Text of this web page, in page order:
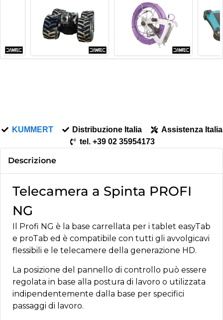
KUMMERT Distribuzione Italia
Assistenza Italia
tel. +39 02 35954173
Descrizione
Telecamera a Spinta PROFI
NG
Il Profi NG è la base carrellata per i tablet easyTab
e proTab ed è compatibile con tutti gli avvolgicavi
flessibili e le telecamere della generazione HD.
La posizione del pannello di controllo può essere
regolata in base alla postura di lavoro o utilizzata
indipendentemente dalla base per specifici
passaggi di lavoro.